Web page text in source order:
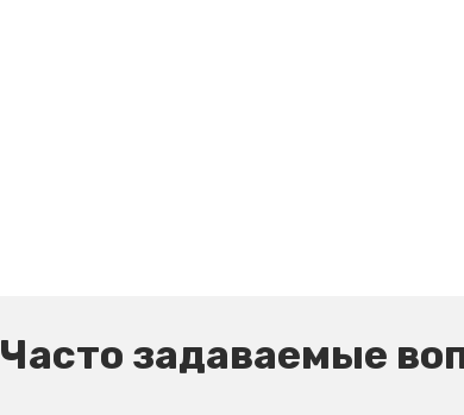
Часто задаваемые